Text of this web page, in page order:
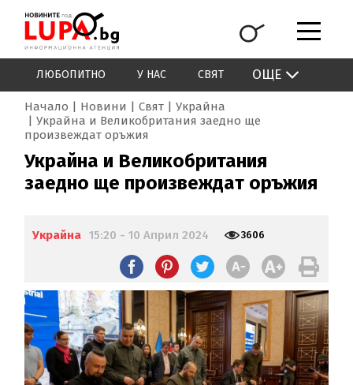
ЛЮБОПИТНО У НАС СВЯТ ОЩЕ
Начало Новини Свят
Украйна
Украйна и Великобритания заедно ще
произвеждат оръжия
Украйна и Великобритания
заедно ще произвеждат оръжия
Украйна 15:20 - 10 Април 2024 3606